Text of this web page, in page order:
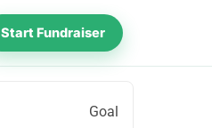
Start Fundraiser
Goal